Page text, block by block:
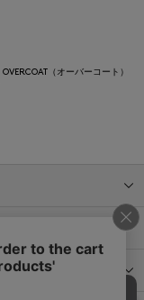
OVERCOAT（オーバーコート）